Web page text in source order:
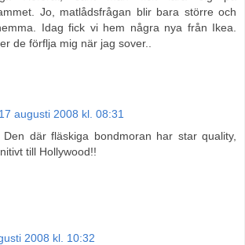
Jo, matlådsfrågan blir bara större och
Idag fick vi hem några nya från Ikea.
de förflja mig när jag sover..
17 augusti 2008 kl. 08:31
Den där fläskiga bondmoran har star quality,
till Hollywood!!
2008 kl. 10:32